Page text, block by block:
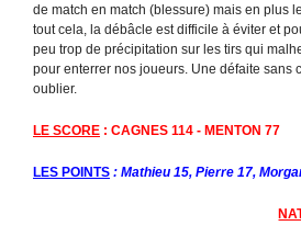
de match en match (blessure) mais en plus
tout cela, la débâcle est difficile à éviter et
peu trop de précipitation sur les tirs qui
pour enterrer nos joueurs. Une défaite sans
oublier.
LE SCORE : CAGNES 114 - MENTON 77
LES POINTS : Mathieu 15, Pierre 17,